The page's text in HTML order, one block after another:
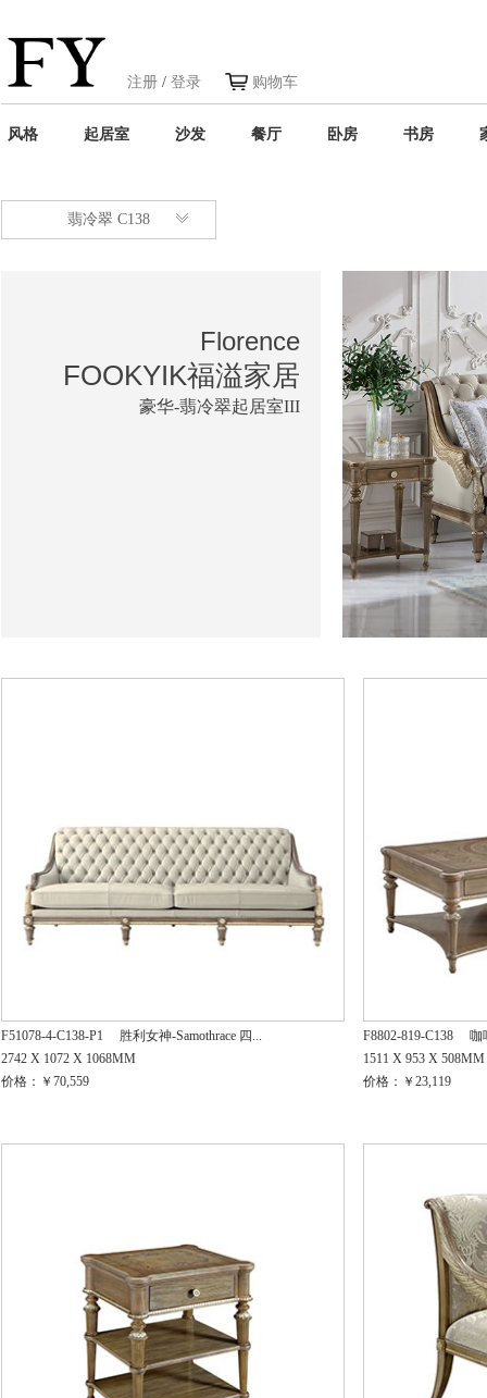
注册 / 登录 购物车
风格 起居室 沙发 餐厅 卧房 书房
翡冷翠 C138
Florence
FOOKYIK福溢家居
豪华-翡冷翠起居室III
F51078-4-C138-P1
胜利女神-Samothrace 四...
2742 X 1072 X 1068MM
价格：￥70,559
F8802-819-C138
咖
1511 X 953 X 508MM
价格：￥23,119